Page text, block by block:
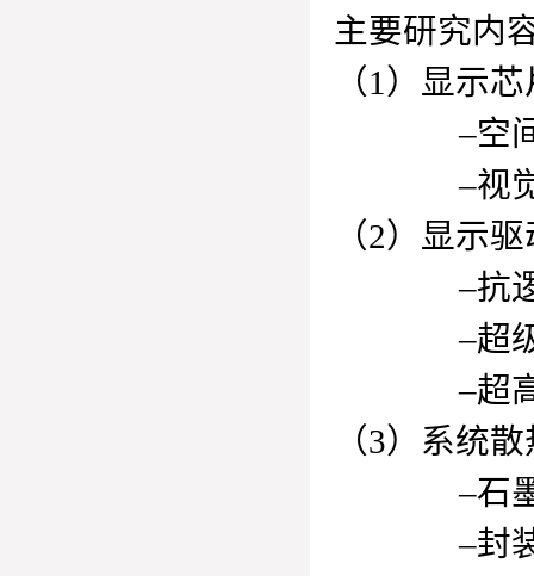
主要研究内
（1）显示
–空间拓
–视觉空
（2）显示
–抗逻辑
–超级灰
–超高密
（3）系统
–石墨烯
–封装散